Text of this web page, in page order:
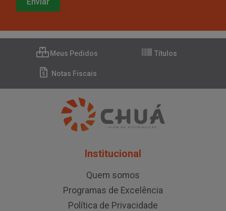
Meus Pedidos Títulos
Notas Fiscais
Institucional
Quem somos
Programas de Excelência
Política de Privacidade